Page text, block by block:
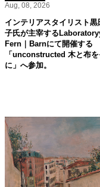
Aug, 08, 2026
インテリアスタイリスト黒
子氏が主宰する
Fern｜Barnにて開催する
「unconstructed 木と布
に」へ参加。